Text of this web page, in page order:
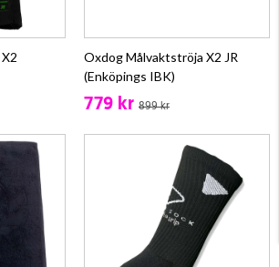
Oxdog Målvaktströja X2 JR
(Enköpings IBK)
779 kr 899 kr